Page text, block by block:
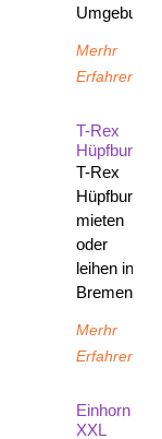
Umgebung
Merhr
Erfahren
T-Rex
Hüpfburg
T-Rex
Hüpfburg
mieten
oder
leihen in
Bremen
Merhr
Erfahren
Einhorn
XXL